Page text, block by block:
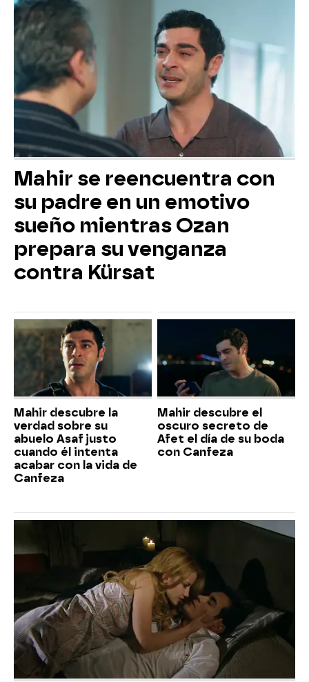
Mahir se reencuentra con
su padre en un emotivo
sueño mientras Ozan
prepara su venganza
contra Kürsat
Mahir descubre la
verdad sobre su
abuelo Asaf justo
cuando él intenta
acabar con la vida de
Canfeza
Mahir descubre el
oscuro secreto de
Afet el día de su boda
con Canfeza